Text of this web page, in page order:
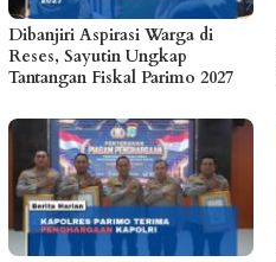
Dibanjiri Aspirasi Warga di
Reses, Sayutin Ungkap
Tantangan Fiskal Parimo 2027